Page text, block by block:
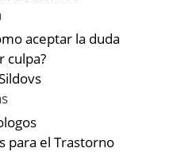
aceptar la duda
culpa?
para el Trastorno